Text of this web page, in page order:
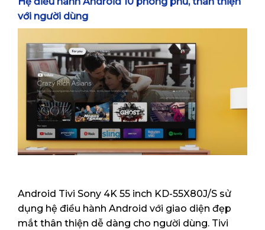
với người dùng
Android Tivi Sony 4K 55 inch KD-55X80J/S sử
dụng hệ điều hành Android với giao diện đẹp
mắt thân thiện dễ dàng cho người dùng. Tivi